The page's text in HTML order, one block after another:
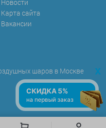
Новости
Карта сайта
Вакансии
шаров в Москве
x
СКИДКА 5%
на первый заказ